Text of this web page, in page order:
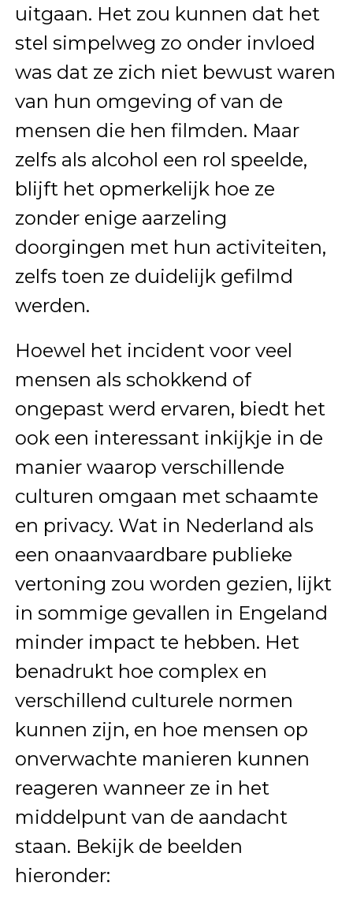
uitgaan. Het zou kunnen dat het
stel simpelweg zo onder invloed
was dat ze zich niet bewust waren
van hun omgeving of van de
mensen die hen filmden. Maar
zelfs als alcohol een rol speelde,
blijft het opmerkelijk hoe ze
zonder enige aarzeling
doorgingen met hun activiteiten,
zelfs toen ze duidelijk gefilmd
werden.
Hoewel het incident voor veel
mensen als schokkend of
ongepast werd ervaren, biedt het
ook een interessant inkijkje in de
manier waarop verschillende
culturen omgaan met schaamte
en privacy. Wat in Nederland als
een onaanvaardbare publieke
vertoning zou worden gezien, lijkt
in sommige gevallen in Engeland
minder impact te hebben. Het
benadrukt hoe complex en
verschillend culturele normen
kunnen zijn, en hoe mensen op
onverwachte manieren kunnen
reageren wanneer ze in het
middelpunt van de aandacht
staan. Bekijk de beelden
hieronder: